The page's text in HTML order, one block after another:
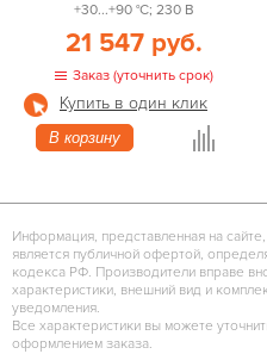
+30...+90 °С; 230 В
21 547 руб.
Заказ (уточнить срок)
Купить в один клик
В корзину
Информация, представленная на
является публичной офертой,
кодекса РФ. Производители вправе
характеристики, внешний вид и
уведомления.
Все характеристики вы можете
оформлением заказа.